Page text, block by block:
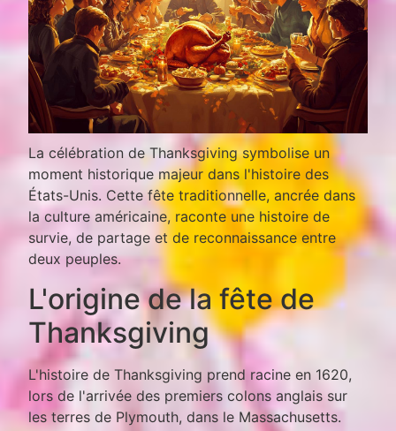
La célébration de Thanksgiving symbolise un
moment historique majeur dans l'histoire des
États-Unis. Cette fête traditionnelle, ancrée dans
la culture américaine, raconte une histoire de
survie, de partage et de reconnaissance entre
deux peuples.
L'origine de la fête de
Thanksgiving
L'histoire de Thanksgiving prend racine en 1620,
lors de l'arrivée des premiers colons anglais sur
les terres de Plymouth, dans le Massachusetts.